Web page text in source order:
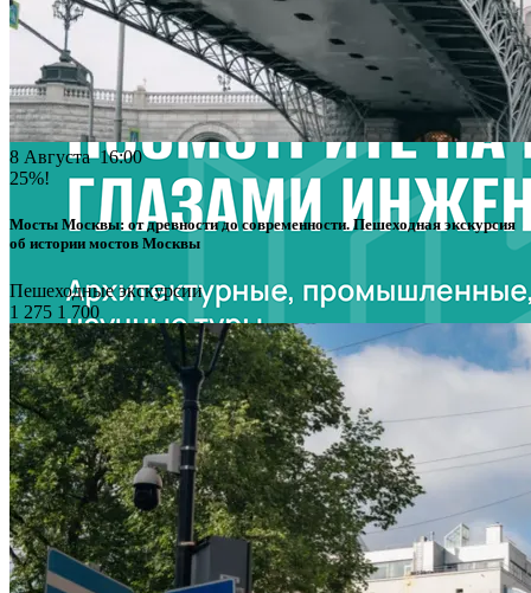
8 Августа 16:00
25%!
Мосты Москвы: от древности до современности. Пешеходная экскурсия
об истории мостов Москвы
Пешеходные экскурсии
1 275 1 700